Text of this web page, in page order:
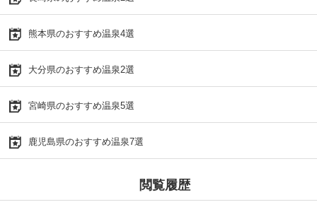
熊本県のおすすめ温泉4選
大分県のおすすめ温泉2選
宮崎県のおすすめ温泉5選
鹿児島県のおすすめ温泉7選
閲覧履歴